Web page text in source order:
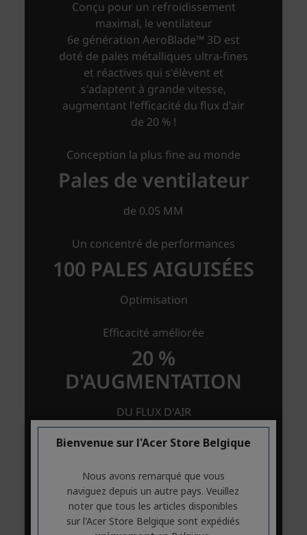
Bienvenue sur l'Acer Store Belgique
Nous avons remarqué que vous
naviguez depuis un autre pays. Veuillez
noter que tous les articles disponibles
sur l'Acer Store Belgique sont expédiés